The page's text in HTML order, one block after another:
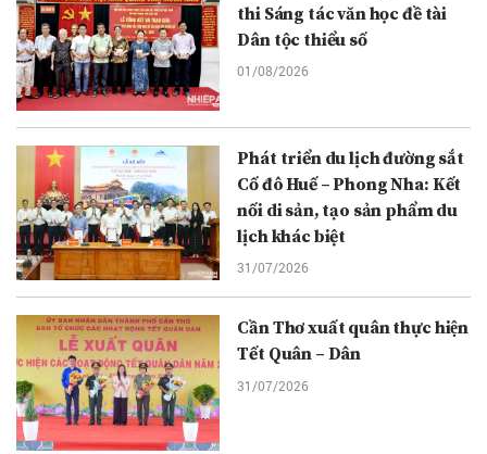
thi Sáng tác văn học đề tài
Dân tộc thiểu số
01/08/2026
Phát triển du lịch đường sắt
Cố đô Huế – Phong Nha: Kết
nối di sản, tạo sản phẩm du
lịch khác biệt
31/07/2026
Cần Thơ xuất quân thực hiện
Tết Quân – Dân
31/07/2026